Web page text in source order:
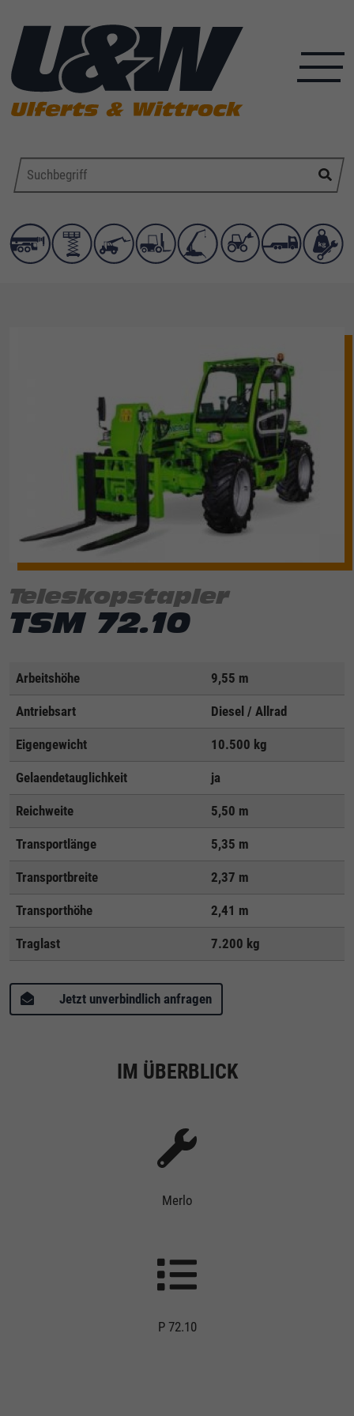
Teleskopstapler
TSM 72.10
Arbeitshöhe 9,55 m
Antriebsart Diesel / Allrad
Eigengewicht 10.500 kg
Gelaendetauglichkeit ja
Reichweite 5,50 m
Transportlänge 5,35 m
Transportbreite 2,37 m
Transporthöhe 2,41 m
Traglast 7.200 kg
Jetzt unverbindlich anfragen
IM ÜBERBLICK
Merlo
P 72.10